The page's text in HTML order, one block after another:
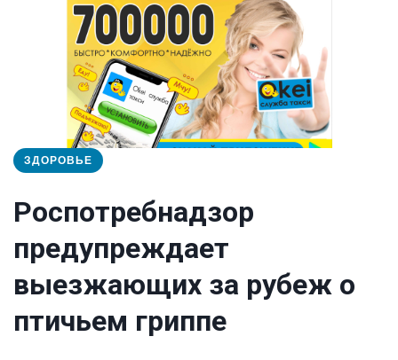
ЗДОРОВЬЕ
Роспотребнадзор
предупреждает
выезжающих за рубеж о
птичьем гриппе